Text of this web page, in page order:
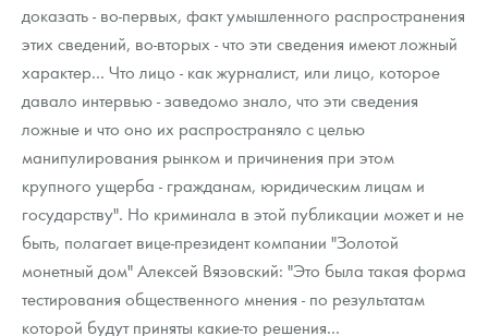
доказать - во-первых, факт умышленного распространения
этих сведений, во-вторых - что эти сведения имеют ложный
характер... Что лицо - как журналист, или лицо, которое
давало интервью - заведомо знало, что эти сведения
ложные и что оно их распространяло с целью
манипулирования рынком и причинения при этом
крупного ущерба - гражданам, юридическим лицам и
государству". Но криминала в этой публикации может и не
быть, полагает вице-президент компании "Золотой
монетный дом" Алексей Вязовский: "Это была такая форма
тестирования общественного мнения - по результатам
которой будут приняты какие-то решения...